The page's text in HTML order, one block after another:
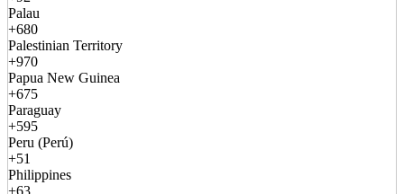
Palau
+680
Palestinian Territory
+970
Papua New Guinea
+675
Paraguay
+595
Peru (Perú)
+51
Philippines